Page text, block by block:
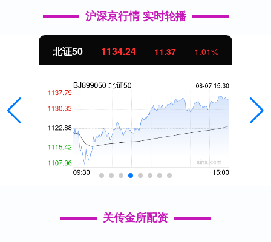
沪深京行情 实时轮播
北证50 1134.24 11.37 1.01%
关传金所配资